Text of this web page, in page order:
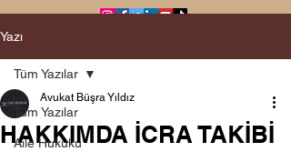
Yazı
Tüm Yazılar
Aile Hukuku
Tüm Yazılar
HAKKIMDA İCRA TAKİBİ
Avukat Büşra Yıldız